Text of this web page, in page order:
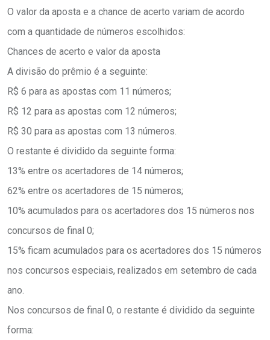
O valor da aposta e a chance de acerto variam de acordo
com a quantidade de números escolhidos:
Chances de acerto e valor da aposta
A divisão do prêmio é a seguinte:
R$ 6 para as apostas com 11 números;
R$ 12 para as apostas com 12 números;
R$ 30 para as apostas com 13 números.
O restante é dividido da seguinte forma:
13% entre os acertadores de 14 números;
62% entre os acertadores de 15 números;
10% acumulados para os acertadores dos 15 números nos
concursos de final 0;
15% ficam acumulados para os acertadores dos 15 números
nos concursos especiais, realizados em setembro de cada
ano.
Nos concursos de final 0, o restante é dividido da seguinte
forma: